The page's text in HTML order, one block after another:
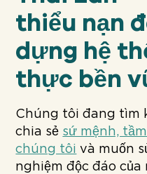
thiểu nạn
dựng hệ
thực bền
Chúng tôi đang tìm
chia sẻ sứ mệnh,
chúng tôi và muốn
nghiệm độc đáo